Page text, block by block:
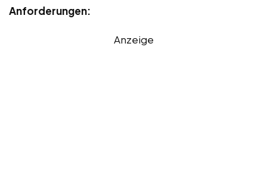
Anforderungen:
Anzeige